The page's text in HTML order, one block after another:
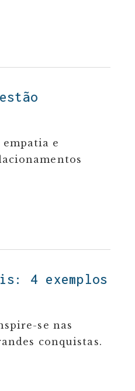
e
4 exemplos
se nas
conquistas.